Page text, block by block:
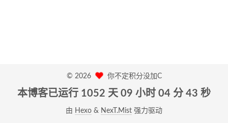
© 2026 你不定积分没加C
本博客已运行 1052 天 09 小时 04 分 43 秒
由 Hexo & NexT.Mist 强力驱动